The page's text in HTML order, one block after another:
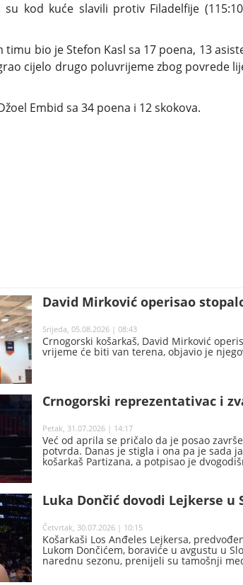
su kod kuće slavili protiv Filadelfije
bio je Stefon Kasl sa 17 poena, 13
cijelo drugo poluvrijeme zbog povrede
Embid sa 34 poena i 12 skokova.
David Mirković operisao
Srijeda, 05.08.2026 | 08:43
Crnogorski košarkaš, David Mirković
vrijeme će biti van terena, objavio je
Crnogorski reprezentativac i
Petak, 31.07.2026 | 14:17
Već od aprila se pričalo da je posao
potvrda. Danas je stigla i ona pa je sada
košarkaš Partizana, a potpisao je
Luka Dončić dovodi Lejkerse u
Četvrtak, 30.07.2026 | 10:15
Košarkaši Los Anđeles Lejkersa,
Lukom Dončićem, boraviće u avgustu u
narednu sezonu, prenijeli su tamošnji